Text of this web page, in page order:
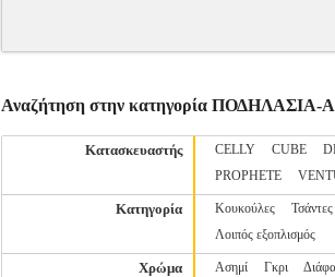
Αναζήτηση στην κατηγορία
Κατασκευαστής CELLY CUBE
PROPHETE
Κατηγορία Κουκούλες Τσάντες
Λοιπός εξοπλισμός
Χρώμα Ασημί Γκρι